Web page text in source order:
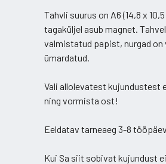
Tahvli suurus on A6 (14,8 x
tagaküljel asub magnet.
valmistatud papist, nurgad on
ümardatud.
Vali allolevatest kujundustest
ning vormista ost!
Eeldatav tarneaeg 3-8
Kui Sa siit sobivat kujundust